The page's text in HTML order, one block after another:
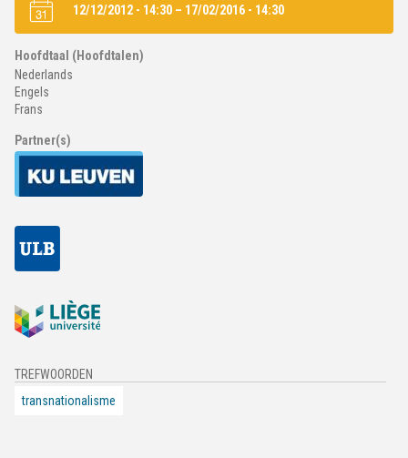
12/12/2012 - 14:30 – 17/02/2016 - 14:30
Hoofdtaal (Hoofdtalen)
Nederlands
Engels
Frans
Partner(s)
TREFWOORDEN
transnationalisme